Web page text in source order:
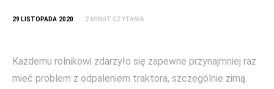
29 LISTOPADA 2020 2 MINUT CZYTANIA
Każdemu rolnikowi zdarzyło się zapewne przynajmniej raz
mieć problem z odpaleniem traktora, szczególnie zimą.